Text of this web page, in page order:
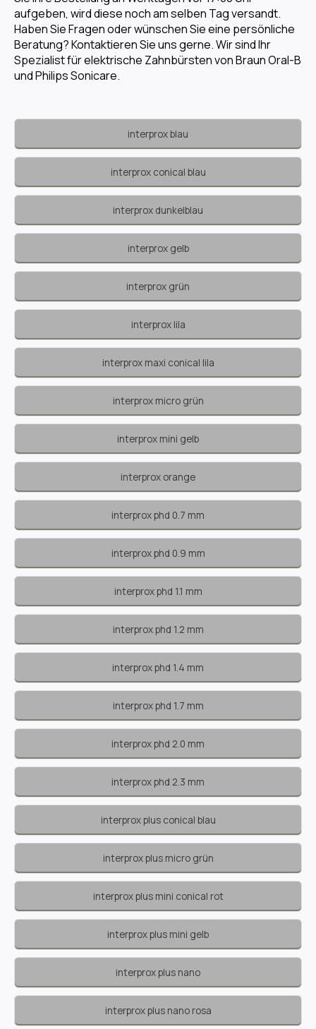
aufgeben, wird diese noch am selben Tag versandt.
Haben Sie Fragen oder wünschen Sie eine persönliche
Beratung? Kontaktieren Sie uns gerne. Wir sind Ihr
Spezialist für elektrische Zahnbürsten von Braun Oral-B
und Philips Sonicare.
interprox blau
interprox conical blau
interprox dunkelblau
interprox gelb
interprox grün
interprox lila
interprox maxi conical lila
interprox micro grün
interprox mini gelb
interprox orange
interprox phd 0.7 mm
interprox phd 0.9 mm
interprox phd 1.1 mm
interprox phd 1.2 mm
interprox phd 1.4 mm
interprox phd 1.7 mm
interprox phd 2.0 mm
interprox phd 2.3 mm
interprox plus conical blau
interprox plus micro grün
interprox plus mini conical rot
interprox plus mini gelb
interprox plus nano
interprox plus nano rosa